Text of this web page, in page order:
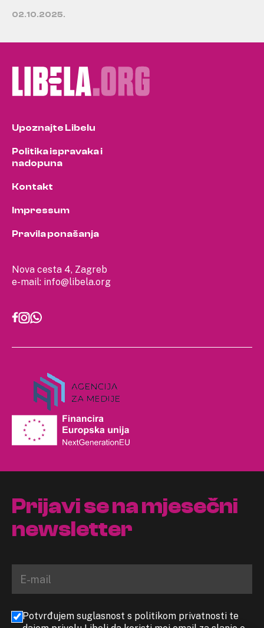
02.10.2025.
Nova cesta 4, Zagreb
e-mail: info@libela.org
Upoznajte Libelu
Politika ispravaka i
nadopuna
Kontakt
Impressum
Pravila ponašanja
Prijavi se na mjesečni
newsletter
Potvrđujem suglasnost s politikom privatnosti te